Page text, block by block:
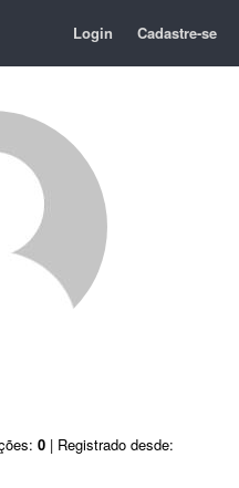
Login Cadastre-se
0 | Registrado desde: